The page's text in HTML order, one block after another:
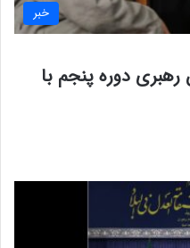
خبر
دوره پنجم با